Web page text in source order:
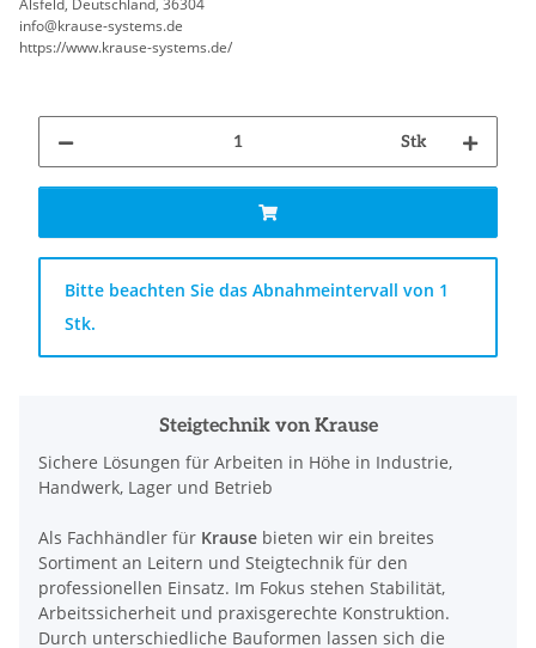
info@krause-systems.de
https://www.krause-systems.de/
Stk
x
Bitte beachten Sie das Abnahmeintervall von 1
Stk.
Steigtechnik von Krause
Sichere Lösungen für Arbeiten in Höhe in Industrie,
Handwerk, Lager und Betrieb
Als Fachhändler für Krause bieten wir ein breites
Sortiment an Leitern und Steigtechnik für den
professionellen Einsatz. Im Fokus stehen Stabilität,
Arbeitssicherheit und praxisgerechte Konstruktion.
Durch unterschiedliche Bauformen lassen sich die